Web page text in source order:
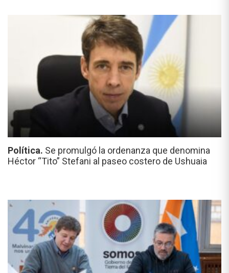
Política. Se promulgó la ordenanza que denomina
Héctor “Tito” Stefani al paseo costero de Ushuaia